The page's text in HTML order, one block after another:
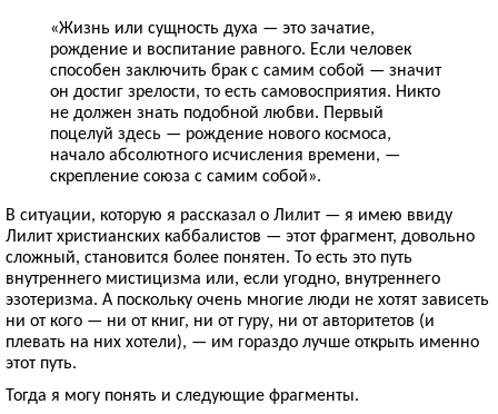
«Жизнь или сущность духа — это зачатие,
рождение и воспитание равного. Если человек
способен заключить брак с самим собой — значит
он достиг зрелости, то есть самовосприятия. Никто
не должен знать подобной любви. Первый
поцелуй здесь — рождение нового космоса,
начало абсолютного исчисления времени, —
скрепление союза с самим собой».
В ситуации, которую я рассказал о Лилит — я имею ввиду
Лилит христианских каббалистов — этот фрагмент, довольно
сложный, становится более понятен. То есть это путь
внутреннего мистицизма или, если угодно, внутреннего
эзотеризма. А поскольку очень многие люди не хотят зависеть
ни от кого — ни от книг, ни от гуру, ни от авторитетов (и
плевать на них хотели), — им гораздо лучше открыть именно
этот путь.
Тогда я могу понять и следующие фрагменты.